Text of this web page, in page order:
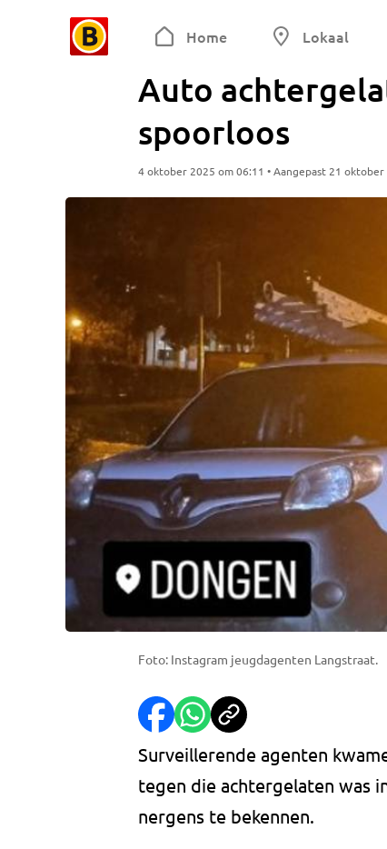
Home Lokaal
Auto
spoorloos
4 oktober 2025 om 06:11 • Aangepast 21
Foto: Instagram jeugdagenten Langstraat.
Surveillerende agenten
tegen die achtergelaten was
nergens te bekennen.